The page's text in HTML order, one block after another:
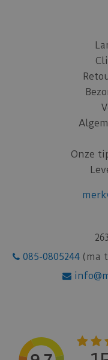
Onze
085-0805244 (ma